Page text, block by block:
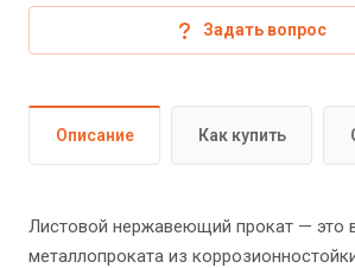
Задать вопрос
Описание Как купить
Листовой нержавеющий прокат — это
металлопроката из